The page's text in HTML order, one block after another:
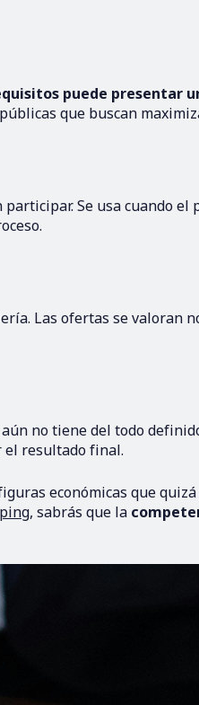
puede presentar
que buscan
Se usa cuando
Las ofertas se valoran
no tiene del todo
el resultado final.
económicas que
, sabrás que la